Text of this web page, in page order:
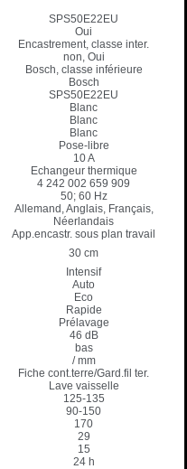
SPS50E22EU
Oui
Encastrement, classe inter.
non, Oui
Bosch, classe inférieure
Bosch
SPS50E22EU
Blanc
Blanc
Blanc
Pose-libre
10 A
Echangeur thermique
4 242 002 659 909
50; 60 Hz
Allemand, Anglais, Français,
Néerlandais
App.encastr. sous plan travail
30 cm
Intensif
Auto
Eco
Rapide
Prélavage
46 dB
bas
/ mm
Fiche cont.terre/Gard.fil ter.
Lave vaisselle
125-135
90-150
170
29
15
24 h